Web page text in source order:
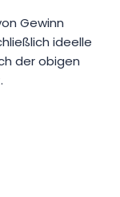
Gewinn
ideelle
der obigen